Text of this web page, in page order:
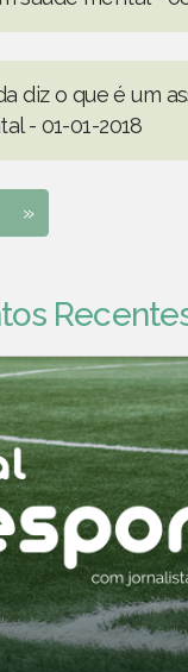
diz o que é um
- 01-01-2018
»